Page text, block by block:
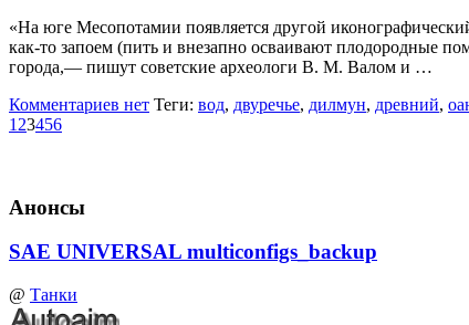
«На юге Месопотамии пoявляeтся другой
как-то запоем (пить и внезапно осваивают плодородные
города,— пишут советские археологи В. М. Валом и …
Комментариев нет Теги: вод, двуречье, дилмун, древний,
1 23456
Анонсы
SAE UNIVERSAL multiconfigs_backup
@ Танки